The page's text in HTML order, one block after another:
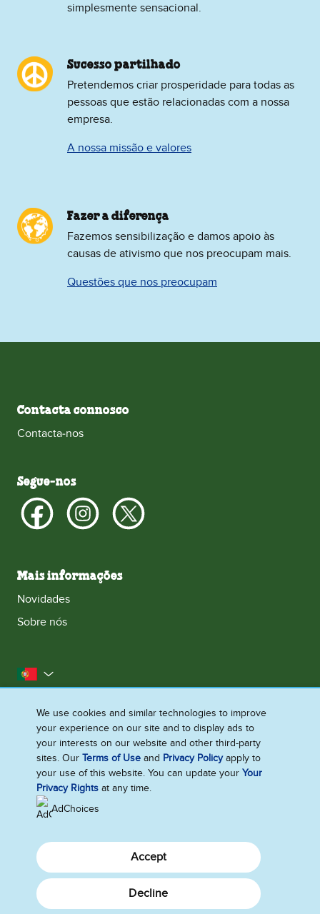
simplesmente sensacional.
Sucesso partilhado
Pretendemos criar prosperidade para todas as
pessoas que estão relacionadas com a nossa
empresa.
A nossa missão e valores
Fazer a diferença
Fazemos sensibilização e damos apoio às
causas de ativismo que nos preocupam mais.
Questões que nos preocupam
Contacta connosco
Contacta‑nos
Segue‑nos
Mais informações
Novidades
Sobre nós
Portugal
Contacta‑nos
Acessibilidade
Aviso legal
Aviso de Privacidade
Aviso de Cookies
Mapa do site
Gerir Preferências
We use cookies and similar technologies to improve
your experience on our site and to display ads to
your interests on our website and other third-party
sites. OurTerms of Use and Privacy Policyapply to
your use of this website. You can update yourYour
Privacy Rights at any time.
AdChoices
Decline
Accept